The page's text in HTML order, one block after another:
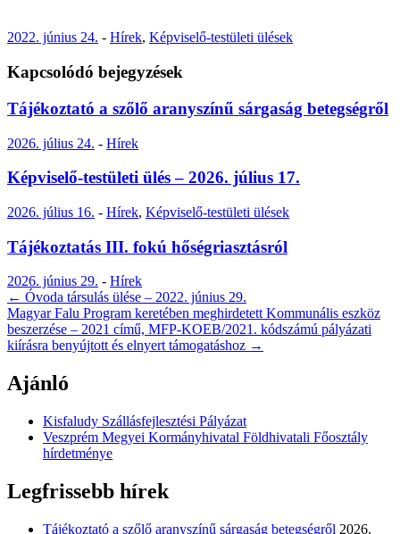
2022. június 24. - Hírek, Képviselő-testületi ülések
Kapcsolódó bejegyzések
Tájékoztató a szőlő aranyszínű sárgaság betegségről
2026. július 24. - Hírek
Képviselő-testületi ülés – 2026. július 17.
2026. július 16. - Hírek, Képviselő-testületi ülések
Tájékoztatás III. fokú hőségriasztásról
2026. június 29. - Hírek
Post
navigation
← Óvoda társulás ülése – 2022. június 29.
Magyar Falu Program keretében meghirdetett Kommunális eszköz
beszerzése – 2021 című, MFP-KOEB/2021. kódszámú pályázati
kiírásra benyújtott és elnyert támogatáshoz →
Ajánló
Kisfaludy Szállásfejlesztési Pályázat
Veszprém Megyei Kormányhivatal Földhivatali Főosztály
hírdetménye
Legfrissebb hírek
Tájékoztató a szőlő aranyszínű sárgaság betegségről 2026.